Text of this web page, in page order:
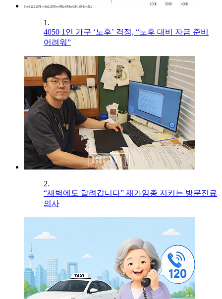
1.
4050 1인 가구 ‘노후’ 걱정, “노후 대비 자금 준비
어려워”
2.
“새벽에도 달려갑니다” 재가임종 지키는 방문진료
의사